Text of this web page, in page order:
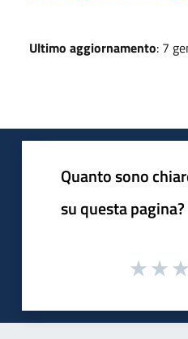
Ultimo aggiornamento: 7
Quanto sono
su questa pagina?